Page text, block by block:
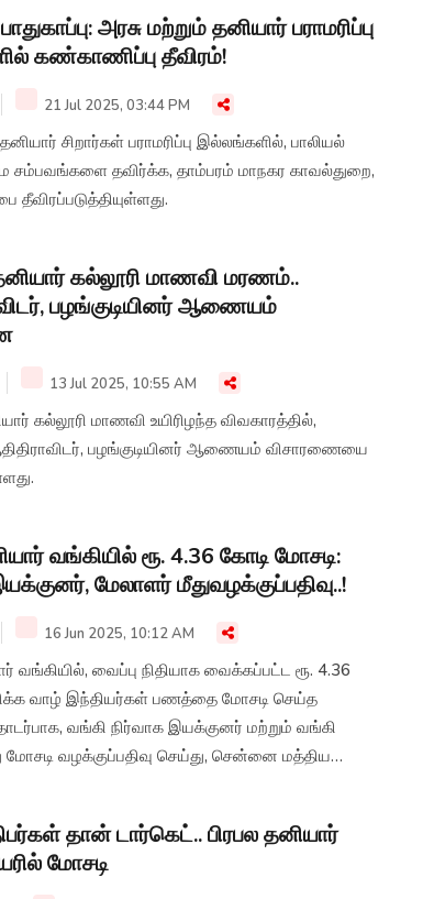
அரசு மற்றும் தனியார் பராமரிப்பு
கண்காணிப்பு தீவிரம்!
21 Jul 2025, 03:44 PM
சிறார்கள் பராமரிப்பு இல்லங்களில், பாலியல்
தவிர்க்க, தாம்பரம் மாநகர காவல்துறை,
கல்லூரி மாணவி மரணம்..
பழங்குடியினர் ஆணையம்
13 Jul 2025, 10:55 AM
கல்லூரி மாணவி உயிரிழந்த விவகாரத்தில்,
பழங்குடியினர் ஆணையம் விசாரணையை
வங்கியில் ரூ. 4.36 கோடி மோசடி:
மேலாளர் மீதுவழக்குப்பதிவு..!
16 Jun 2025, 10:12 AM
4.36
வாழ் இந்தியர்கள் பணத்தை மோசடி செய்த
வங்கி நிர்வாக இயக்குனர் மற்றும் வங்கி
மோசடி வழக்குப்பதிவு செய்து, சென்னை மத்திய
தான் டார்கெட்.. பிரபல தனியார்
மோசடி